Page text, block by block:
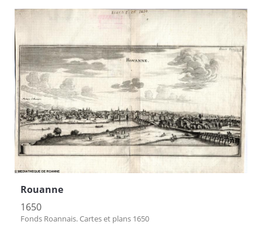
Rouanne
1650
Fonds Roannais. Cartes et plans 1650